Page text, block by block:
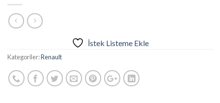
İstek Listeme Ekle
Kategoriler:Renault